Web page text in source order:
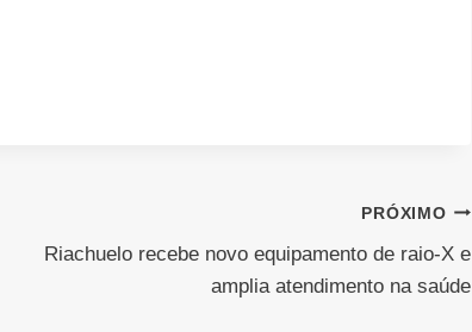
PRÓXIMO
Riachuelo recebe novo equipamento de raio-X e
amplia atendimento na saúde